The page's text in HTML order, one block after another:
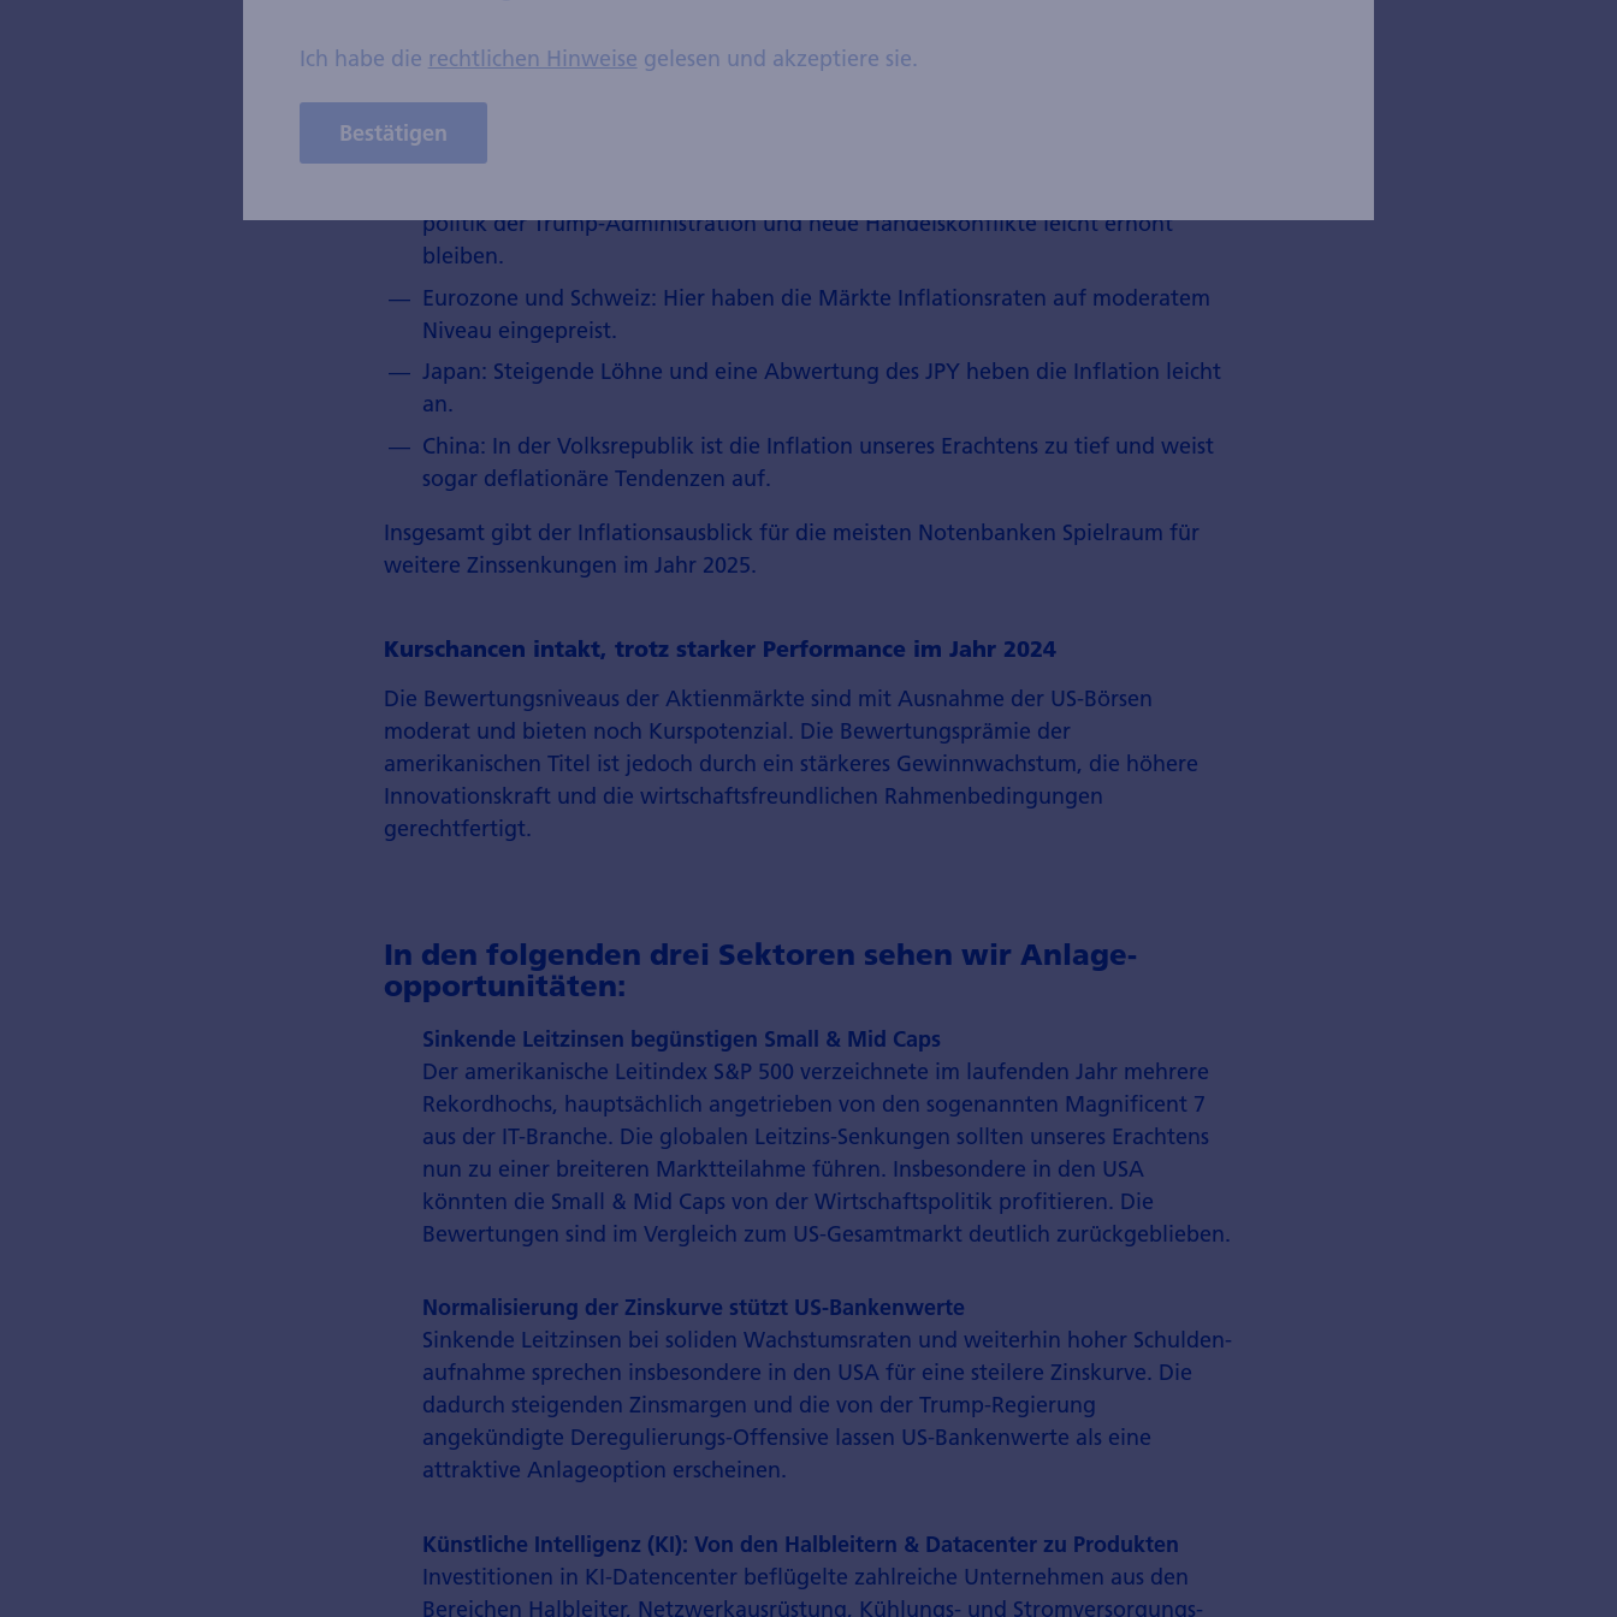
Inflationsrückgang ermöglicht Zinssenkung
Fakt ist: Die Inflations­zahlen in den meisten Industrie­ländern nähern sich dem
Zielwert von 2%. Die weitere Entwicklung ist indes je nach Land uneinheitlich.
politik der Trump-Administration und neue Handels­konflikte leicht erhöht
bleiben.
Eurozone und Schweiz: Hier haben die Märkte Inflations­raten auf moderatem
Niveau eingepreist.
Japan: Steigende Löhne und eine Abwertung des JPY heben die Inflation leicht
an.
China: In der Volks­republik ist die Inflation unseres Erachtens zu tief und weist
sogar deflationäre Tendenzen auf.
Insgesamt gibt der Inflations­ausblick für die meisten Noten­banken Spiel­raum für
weitere Zins­senkungen im Jahr 2025.
Kurschancen intakt, trotz starker Performance im Jahr 2024
Die Bewertungs­niveaus der Aktien­märkte sind mit Ausnahme der US-Börsen
moderat und bieten noch Kurspotenzial. Die Bewertungsprämie der
amerikanischen Titel ist jedoch durch ein stärkeres Gewinn­wachstum, die höhere
Innovations­kraft und die wirtschafts­freundlichen Rahmen­bedingungen
gerechtfertigt.
In den folgenden drei Sektoren sehen wir Anlage­
opportunitäten:
Sinkende Leitzinsen begünstigen Small & Mid Caps
Der amerikanische Leitindex S&P 500 verzeichnete im laufenden Jahr mehrere
Rekordhochs, hauptsächlich angetrieben von den sogenannten Magnificent 7
aus der IT-Branche. Die globalen Leitzins-Senkungen sollten unseres Erachtens
nun zu einer breiteren Marktteilahme führen. Insbesondere in den USA
könnten die Small & Mid Caps von der Wirtschaftspolitik profitieren. Die
Bewertungen sind im Vergleich zum US-Gesamtmarkt deutlich zurückgeblieben.
Normalisierung der Zinskurve stützt US-Bankenwerte
Sinkende Leitzinsen bei soliden Wachstums­raten und weiterhin hoher Schulden­
aufnahme sprechen insbesondere in den USA für eine steilere Zinskurve. Die
dadurch steigenden Zinsmargen und die von der Trump-Regierung
angekündigte Deregulierungs-Offensive lassen US-Bankenwerte als eine
attraktive Anlageoption erscheinen.
Künstliche Intelligenz (KI): Von den Halbleitern & Datacenter zu Produkten
Investitionen in KI-Datencenter beflügelte zahlreiche Unternehmen aus den
Bereichen Halbleiter, Netzwerk­ausrüstung, Kühlungs- und Strom­versorgungs­
Ich habe die rechtlichen Hinweise gelesen und akzeptiere sie.
Bestätigen